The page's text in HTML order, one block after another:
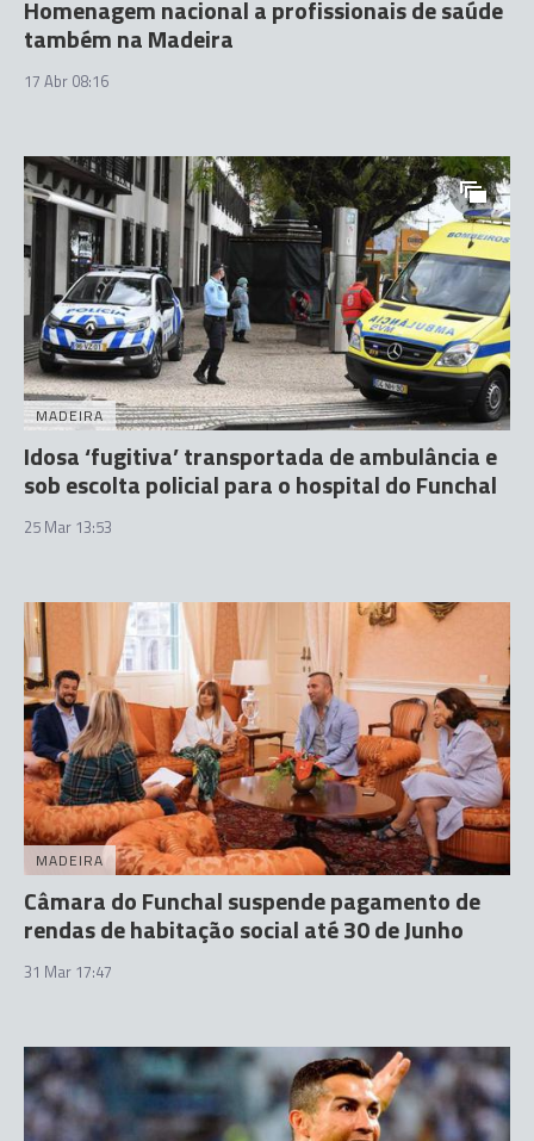
Homenagem nacional a profissionais de saúde
também na Madeira
17 Abr 08:16
MADEIRA
Idosa ‘fugitiva’ transportada de ambulância e
sob escolta policial para o hospital do Funchal
25 Mar 13:53
MADEIRA
Câmara do Funchal suspende pagamento de
rendas de habitação social até 30 de Junho
31 Mar 17:47